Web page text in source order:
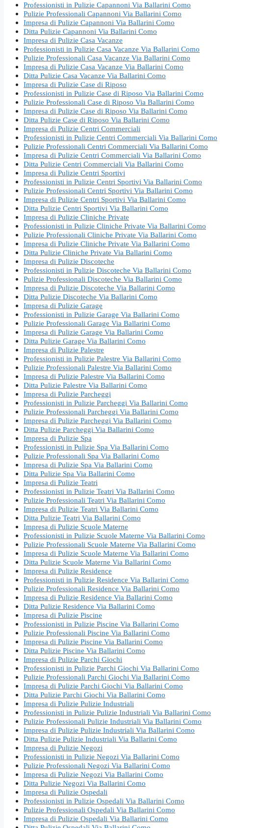
Professionisti in Pulizie Capannoni Via Ballarini Como
Pulizie Professionali Capannoni Via Ballarini Como
Impresa di Pulizie Capannoni Via Ballarini Como
Ditta Pulizie Capannoni Via Ballarini Como
Impresa di Pulizie Casa Vacanze
Professionisti in Pulizie Casa Vacanze Via Ballarini Como
Pulizie Professionali Casa Vacanze Via Ballarini Como
Impresa di Pulizie Casa Vacanze Via Ballarini Como
Ditta Pulizie Casa Vacanze Via Ballarini Como
Impresa di Pulizie Case di Riposo
Professionisti in Pulizie Case di Riposo Via Ballarini Como
Pulizie Professionali Case di Riposo Via Ballarini Como
Impresa di Pulizie Case di Riposo Via Ballarini Como
Ditta Pulizie Case di Riposo Via Ballarini Como
Impresa di Pulizie Centri Commerciali
Professionisti in Pulizie Centri Commerciali Via Ballarini Como
Pulizie Professionali Centri Commerciali Via Ballarini Como
Impresa di Pulizie Centri Commerciali Via Ballarini Como
Ditta Pulizie Centri Commerciali Via Ballarini Como
Impresa di Pulizie Centri Sportivi
Professionisti in Pulizie Centri Sportivi Via Ballarini Como
Pulizie Professionali Centri Sportivi Via Ballarini Como
Impresa di Pulizie Centri Sportivi Via Ballarini Como
Ditta Pulizie Centri Sportivi Via Ballarini Como
Impresa di Pulizie Cliniche Private
Professionisti in Pulizie Cliniche Private Via Ballarini Como
Pulizie Professionali Cliniche Private Via Ballarini Como
Impresa di Pulizie Cliniche Private Via Ballarini Como
Ditta Pulizie Cliniche Private Via Ballarini Como
Impresa di Pulizie Discoteche
Professionisti in Pulizie Discoteche Via Ballarini Como
Pulizie Professionali Discoteche Via Ballarini Como
Impresa di Pulizie Discoteche Via Ballarini Como
Ditta Pulizie Discoteche Via Ballarini Como
Impresa di Pulizie Garage
Professionisti in Pulizie Garage Via Ballarini Como
Pulizie Professionali Garage Via Ballarini Como
Impresa di Pulizie Garage Via Ballarini Como
Ditta Pulizie Garage Via Ballarini Como
Impresa di Pulizie Palestre
Professionisti in Pulizie Palestre Via Ballarini Como
Pulizie Professionali Palestre Via Ballarini Como
Impresa di Pulizie Palestre Via Ballarini Como
Ditta Pulizie Palestre Via Ballarini Como
Impresa di Pulizie Parcheggi
Professionisti in Pulizie Parcheggi Via Ballarini Como
Pulizie Professionali Parcheggi Via Ballarini Como
Impresa di Pulizie Parcheggi Via Ballarini Como
Ditta Pulizie Parcheggi Via Ballarini Como
Impresa di Pulizie Spa
Professionisti in Pulizie Spa Via Ballarini Como
Pulizie Professionali Spa Via Ballarini Como
Impresa di Pulizie Spa Via Ballarini Como
Ditta Pulizie Spa Via Ballarini Como
Impresa di Pulizie Teatri
Professionisti in Pulizie Teatri Via Ballarini Como
Pulizie Professionali Teatri Via Ballarini Como
Impresa di Pulizie Teatri Via Ballarini Como
Ditta Pulizie Teatri Via Ballarini Como
Impresa di Pulizie Scuole Materne
Professionisti in Pulizie Scuole Materne Via Ballarini Como
Pulizie Professionali Scuole Materne Via Ballarini Como
Impresa di Pulizie Scuole Materne Via Ballarini Como
Ditta Pulizie Scuole Materne Via Ballarini Como
Impresa di Pulizie Residence
Professionisti in Pulizie Residence Via Ballarini Como
Pulizie Professionali Residence Via Ballarini Como
Impresa di Pulizie Residence Via Ballarini Como
Ditta Pulizie Residence Via Ballarini Como
Impresa di Pulizie Piscine
Professionisti in Pulizie Piscine Via Ballarini Como
Pulizie Professionali Piscine Via Ballarini Como
Impresa di Pulizie Piscine Via Ballarini Como
Ditta Pulizie Piscine Via Ballarini Como
Impresa di Pulizie Parchi Giochi
Professionisti in Pulizie Parchi Giochi Via Ballarini Como
Pulizie Professionali Parchi Giochi Via Ballarini Como
Impresa di Pulizie Parchi Giochi Via Ballarini Como
Ditta Pulizie Parchi Giochi Via Ballarini Como
Impresa di Pulizie Pulizie Industriali
Professionisti in Pulizie Pulizie Industriali Via Ballarini Como
Pulizie Professionali Pulizie Industriali Via Ballarini Como
Impresa di Pulizie Pulizie Industriali Via Ballarini Como
Ditta Pulizie Pulizie Industriali Via Ballarini Como
Impresa di Pulizie Negozi
Professionisti in Pulizie Negozi Via Ballarini Como
Pulizie Professionali Negozi Via Ballarini Como
Impresa di Pulizie Negozi Via Ballarini Como
Ditta Pulizie Negozi Via Ballarini Como
Impresa di Pulizie Ospedali
Professionisti in Pulizie Ospedali Via Ballarini Como
Pulizie Professionali Ospedali Via Ballarini Como
Impresa di Pulizie Ospedali Via Ballarini Como